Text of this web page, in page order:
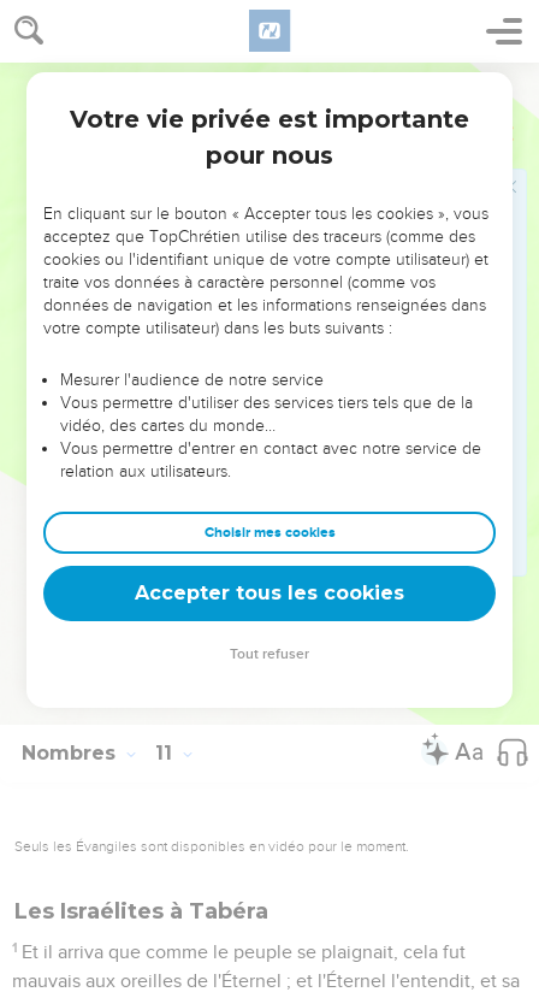
Nombres 10
29 Moïse dit à Hobab, fils de Rehuel, Madianite, beau-père de
Moïse : Nous partons pour le lieu dont l'Éternel a dit : Je vous
le donnerai. Viens avec nous, et nous te ferons du bien ; car
l'Éternel a dit du bien à l'égard d'Israël.
Et il lui dit : Je n'irai pas ; mais je m'en irai dans mon pays,
Et Moïse dit : Je te prie, ne nous laisse pas, parce que tu
connais les lieux où nous aurons à camper dans le désert ; et
tu nous serviras d'yeux.
Et il arrivera, si tu viens avec nous, que le bien que
Et ils partirent de la montagne de l'Éternel, le chemin de
trois jours ; et l'arche de l'alliance de l'Éternel alla devant
eux, le chemin de trois jours, pour leur chercher un lieu de
repos.
Et la nuée de l'Éternel était sur eux de jour, quand ils
partaient de leur campement.
Et il arrivait qu'au départ de l'arche, Moïse disait : Lève-toi,
Éternel ! et que tes ennemis soient dispersés, et que ceux
Nombres 11
Seuls les Évangiles sont disponibles en vidéo pour le moment.
Les Israélites à Tabéra
1 Et il arriva que comme le peuple se plaignait, cela fut
mauvais aux oreilles de l'Éternel ; et l'Éternel l'entendit, et sa
Votre vie privée est importante
pour nous
En cliquant sur le bouton « Accepter tous les cookies », vous
acceptez que TopChrétien utilise des traceurs (comme des
cookies ou l'identifiant unique de votre compte utilisateur) et
traite vos données à caractère personnel (comme vos
données de navigation et les informations renseignées dans
votre compte utilisateur) dans les buts suivants :
Mesurer l'audience de notre service
Vous permettre d'utiliser des services tiers tels que de la
vidéo, des cartes du monde…
Vous permettre d'entrer en contact avec notre service de
relation aux utilisateurs.
Choisir mes cookies
Accepter tous les cookies
Tout refuser